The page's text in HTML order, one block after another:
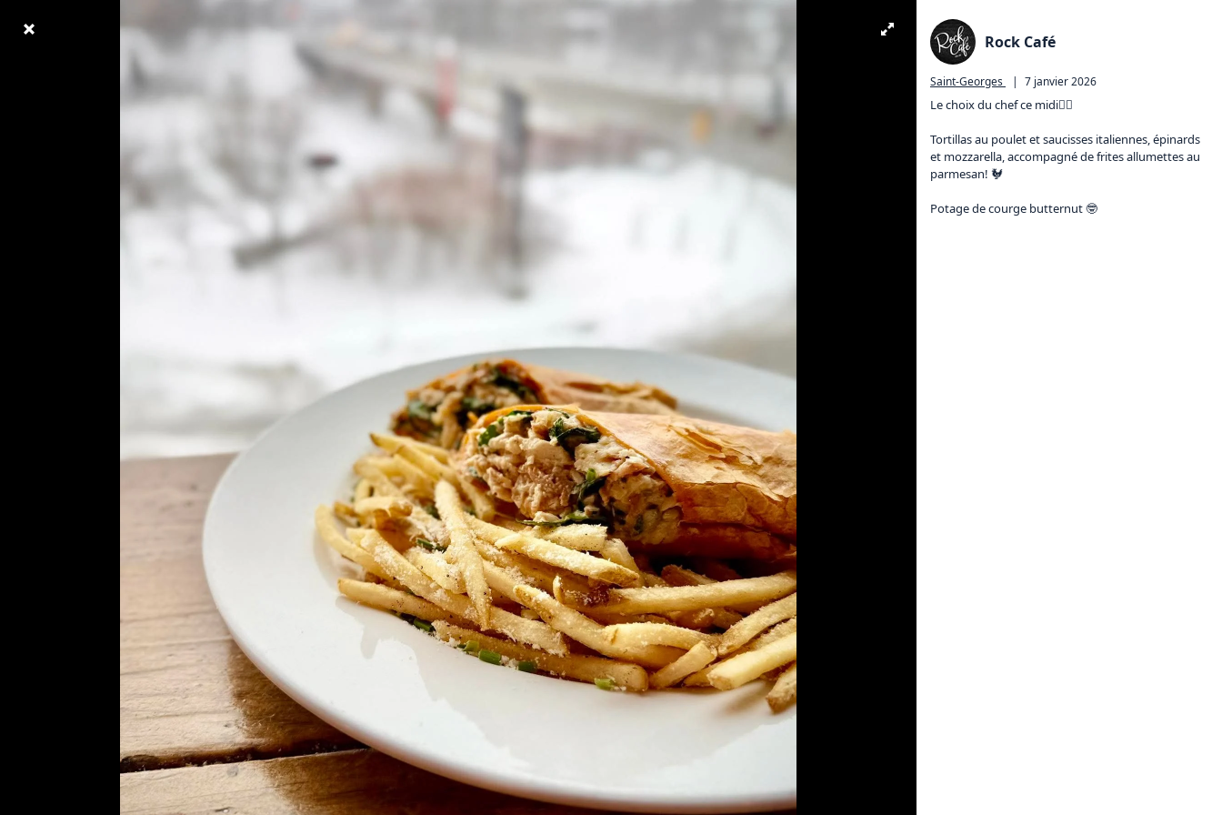
Rock Café
Saint-Georges | 7 janvier 2026
Le choix du chef ce midi👇🏼
Tortillas au poulet et saucisses italiennes, épinards
et mozzarella, accompagné de frites allumettes au
parmesan! 🐓
Potage de courge butternut 🤓